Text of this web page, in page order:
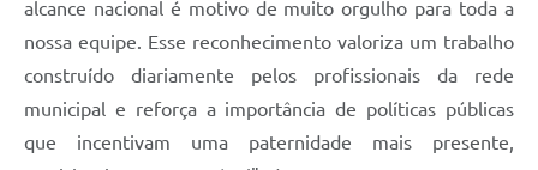
alcance nacional é motivo de muito orgulho para toda a
nossa equipe. Esse reconhecimento valoriza um trabalho
construído diariamente pelos profissionais da rede
municipal e reforça a importância de políticas públicas
que incentivam uma paternidade mais presente,